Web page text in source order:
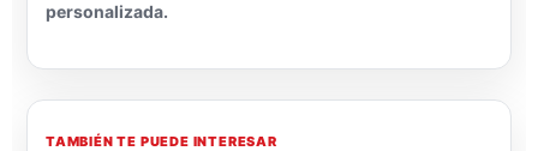
personalizada.
TAMBIÉN TE PUEDE INTERESAR